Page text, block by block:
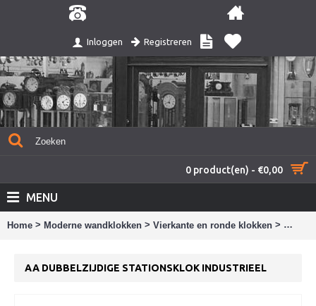
Inloggen Registreren
0 product(en) - €0,00
MENU
Home > Moderne wandklokken > Vierkante en ronde klokken > AA
AA DUBBELZIJDIGE STATIONSKLOK INDUSTRIEEL